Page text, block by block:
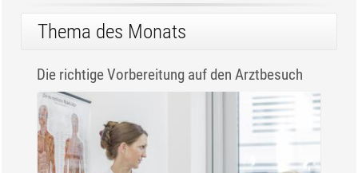
Thema des Monats
Die richtige Vorbereitung auf den Arztbesuch